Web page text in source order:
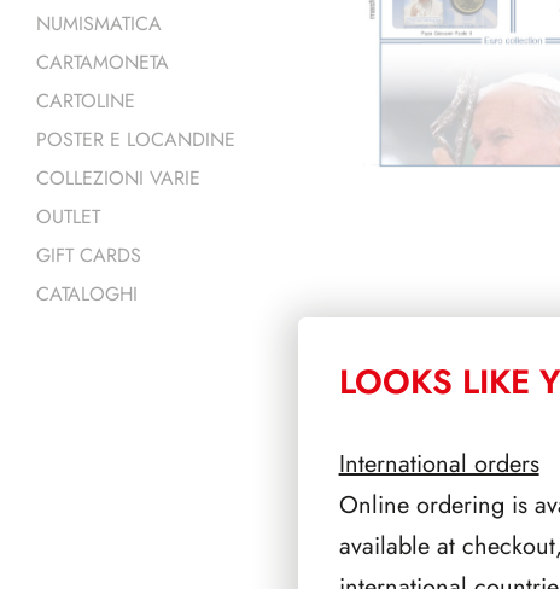
NUMISMATICA
CARTAMONETA
CARTOLINE
POSTER E LOCANDINE
COLLEZIONI VARIE
OUTLET
GIFT CARDS
CATALOGHI
LOOKS LIKE
International orders
Online ordering is
available at